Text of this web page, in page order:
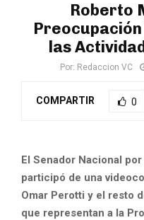
Roberto
las
Por: Redaccion VC
COMPARTIR 0
El Senador Nacional
participó de una
Omar Perotti y el resto
que representan a la